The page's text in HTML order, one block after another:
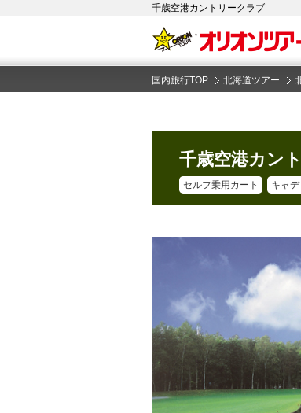
千歳空港カントリークラブ
国内旅行TOP 北海道ツアー
千歳空港カン
セルフ乗用カート キャ